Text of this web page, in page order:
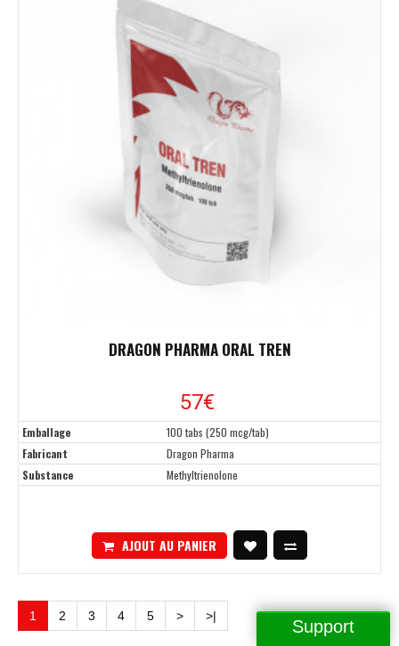
Support
DRAGON PHARMA ORAL TREN
57€
Emballage
100 tabs (250 mcg/tab)
Fabricant
Dragon Pharma
Substance
Methyltrienolone
AJOUT AU PANIER
1 2 3 4 5 > >|